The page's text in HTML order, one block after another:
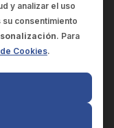
SC
y analizar el uso
consentimiento
. Para
Cookies.